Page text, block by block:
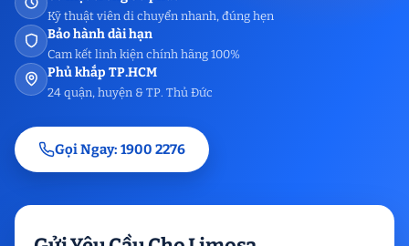
Kỹ thuật viên di chuyển nhanh, đúng hẹn
Bảo hành dài hạn
Cam kết linh kiện chính hãng 100%
Phủ khắp TP.HCM
24 quận, huyện & TP. Thủ Đức
Gọi Ngay: 1900 2276